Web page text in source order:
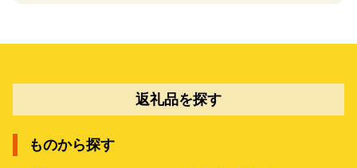
返礼品を探す
ものから探す